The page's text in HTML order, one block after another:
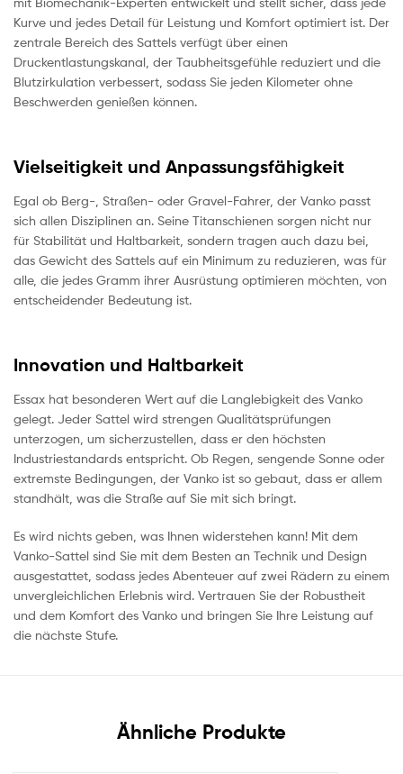
Kurve und jedes Detail für Leistung und Komfort optimiert ist. Der
zentrale Bereich des Sattels verfügt über einen
Druckentlastungskanal, der Taubheitsgefühle reduziert und die
Blutzirkulation verbessert, sodass Sie jeden Kilometer ohne
Beschwerden genießen können.
Vielseitigkeit und Anpassungsfähigkeit
Egal ob Berg-, Straßen- oder Gravel-Fahrer, der Vanko passt
sich allen Disziplinen an. Seine Titanschienen sorgen nicht nur
für Stabilität und Haltbarkeit, sondern tragen auch dazu bei,
das Gewicht des Sattels auf ein Minimum zu reduzieren, was für
alle, die jedes Gramm ihrer Ausrüstung optimieren möchten, von
entscheidender Bedeutung ist.
Innovation und Haltbarkeit
Essax hat besonderen Wert auf die Langlebigkeit des Vanko
gelegt. Jeder Sattel wird strengen Qualitätsprüfungen
unterzogen, um sicherzustellen, dass er den höchsten
Industriestandards entspricht. Ob Regen, sengende Sonne oder
extremste Bedingungen, der Vanko ist so gebaut, dass er allem
standhält, was die Straße auf Sie mit sich bringt.
Es wird nichts geben, was Ihnen widerstehen kann! Mit dem
Vanko-Sattel sind Sie mit dem Besten an Technik und Design
ausgestattet, sodass jedes Abenteuer auf zwei Rädern zu einem
unvergleichlichen Erlebnis wird. Vertrauen Sie der Robustheit
und dem Komfort des Vanko und bringen Sie Ihre Leistung auf
die nächste Stufe.
Ähnliche Produkte